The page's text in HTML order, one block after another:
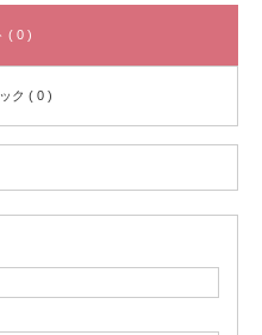
( 0 )
ク ( 0 )